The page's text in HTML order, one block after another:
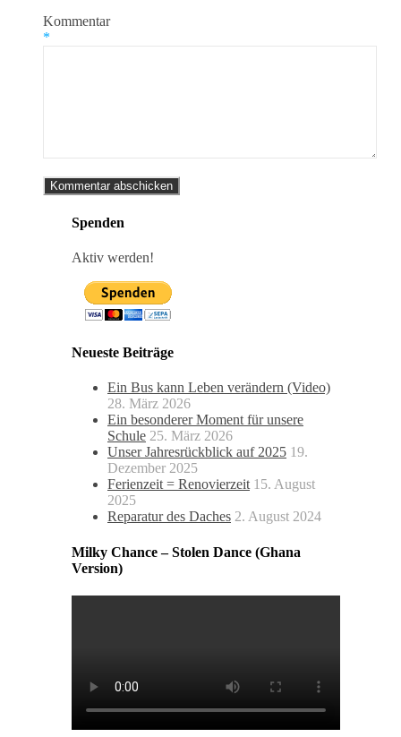
Kommentar
*
Spenden
Aktiv werden!
Neueste Beiträge
Ein Bus kann Leben verändern (Video)
28. März 2026
Ein besonderer Moment für unsere
Schule 25. März 2026
Unser Jahresrückblick auf 2025 19.
Dezember 2025
Ferienzeit = Renovierzeit 15. August
2025
Reparatur des Daches 2. August 2024
Milky Chance – Stolen Dance (Ghana
Version)